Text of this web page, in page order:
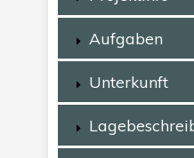
Aufgaben
Unterkunft